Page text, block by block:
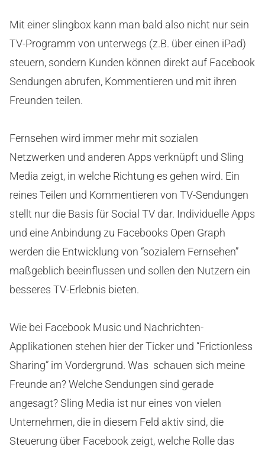
Mit einer slingbox kann man bald also nicht nur sein
TV-Programm von unterwegs (z.B. über einen iPad)
steuern, sondern Kunden können direkt auf Facebook
Sendungen abrufen, Kommentieren und mit ihren
Freunden teilen.
Fernsehen wird immer mehr mit sozialen
Netzwerken und anderen Apps verknüpft und Sling
Media zeigt, in welche Richtung es gehen wird. Ein
reines Teilen und Kommentieren von TV-Sendungen
stellt nur die Basis für Social TV dar. Individuelle Apps
und eine Anbindung zu Facebooks Open Graph
werden die Entwicklung von “sozialem Fernsehen”
maßgeblich beeinflussen und sollen den Nutzern ein
besseres TV-Erlebnis bieten.
Wie bei Facebook Music und Nachrichten-
Applikationen stehen hier der Ticker und “Frictionless
Sharing” im Vordergrund. Was schauen sich meine
Freunde an? Welche Sendungen sind gerade
angesagt? Sling Media ist nur eines von vielen
Unternehmen, die in diesem Feld aktiv sind, die
Steuerung über Facebook zeigt, welche Rolle das